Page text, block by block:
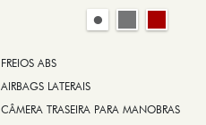
FREIOS ABS
AIRBAGS LATERAIS
CÂMERA TRASEIRA PARA MANOBRAS